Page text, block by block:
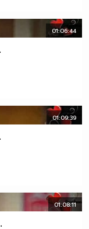
01:06:44
01:09:39
01:08:11